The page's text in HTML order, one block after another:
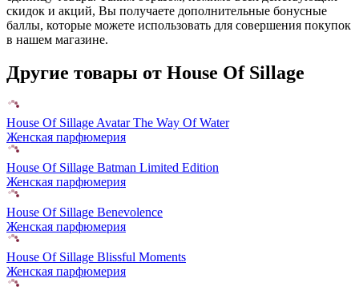
скидок и акций, Вы получаете дополнительные бонусные
баллы, которые можете использовать для совершения покупок
в нашем магазине.
Другие товары от House Of Sillage
House Of Sillage Avatar The Way Of Water
Женская парфюмерия
House Of Sillage Batman Limited Edition
Женская парфюмерия
House Of Sillage Benevolence
Женская парфюмерия
House Of Sillage Blissful Moments
Женская парфюмерия